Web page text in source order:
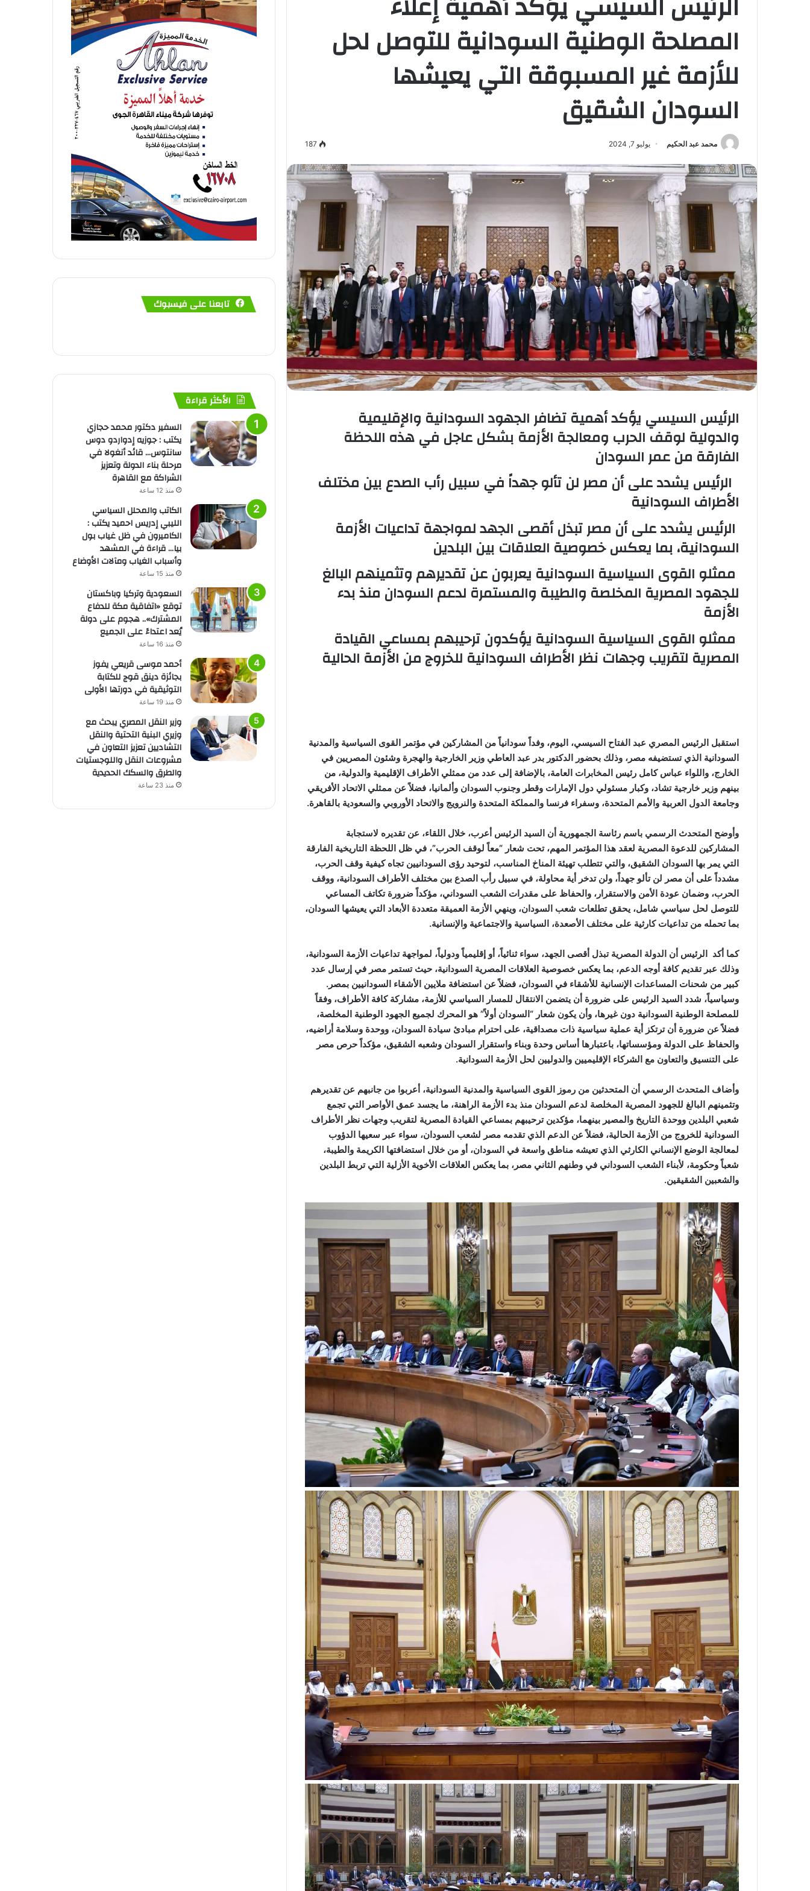
المصلحة الوطنية السودانية للتوصل لحل
للأزمة غير المسبوقة التي يعيشها
السودان الشقيق
محمد عبد الحكيم يوليو 7, 2024 187
الرئيس السيسي يؤكد أهمية تضافر الجهود السودانية والإقليمية
والدولية لوقف الحرب ومعالجة الأزمة بشكل عاجل في هذه اللحظة
الفارقة من عمر السودان
الرئيس يشدد على أن مصر لن تألو جهداً في سبيل رأب الصدع بين مختلف
الأطراف السودانية
الرئيس يشدد على أن مصر تبذل أقصى الجهد لمواجهة تداعيات الأزمة
السودانية، بما يعكس خصوصية العلاقات بين البلدين
ممثلو القوى السياسية السودانية يعربون عن تقديرهم وتثمينهم البالغ
للجهود المصرية المخلصة والطيبة والمستمرة لدعم السودان منذ بدء
الأزمة
ممثلو القوى السياسية السودانية يؤكدون ترحيبهم بمساعي القيادة
المصرية لتقريب وجهات نظر الأطراف السودانية للخروج من الأزمة الحالية
استقبل الرئيس المصري عبد الفتاح السيسي، اليوم، وفداً سودانياً من المشاركين في مؤتمر القوى السياسية والمدنية
السودانية الذي تستضيفه مصر، وذلك بحضور الدكتور بدر عبد العاطي وزير الخارجية والهجرة وشئون المصريين في
الخارج، واللواء عباس كامل رئيس المخابرات العامة، بالإضافة إلى عدد من ممثلي الأطراف الإقليمية والدولية، من
بينهم وزير خارجية تشاد، وكبار مسئولي دول الإمارات وقطر وجنوب السودان وألمانيا، فضلاً عن ممثلي الاتحاد الأفريقي
وجامعة الدول العربية والأمم المتحدة، وسفراء فرنسا والمملكة المتحدة والنرويج والاتحاد الأوروبي والسعودية بالقاهرة.
وأوضح المتحدث الرسمي باسم رئاسة الجمهورية أن السيد الرئيس أعرب، خلال اللقاء، عن تقديره لاستجابة
المشاركين للدعوة المصرية لعقد هذا المؤتمر المهم، تحت شعار “معاً لوقف الحرب”، في ظل اللحظة التاريخية الفارقة
التي يمر بها السودان الشقيق، والتي تتطلب تهيئة المناخ المناسب، لتوحيد رؤى السودانيين تجاه كيفية وقف الحرب،
مشدداً على أن مصر لن تألو جهداً، ولن تدخر أية محاولة، في سبيل رأب الصدع بين مختلف الأطراف السودانية، ووقف
الحرب، وضمان عودة الأمن والاستقرار، والحفاظ على مقدرات الشعب السوداني، مؤكداً ضرورة تكاتف المساعي
للتوصل لحل سياسي شامل، يحقق تطلعات شعب السودان، وينهي الأزمة العميقة متعددة الأبعاد التي يعيشها السودان،
بما تحمله من تداعيات كارثية على مختلف الأصعدة، السياسية والاجتماعية والإنسانية.
كما أكد الرئيس أن الدولة المصرية تبذل أقصى الجهد، سواء ثنائياً، أو إقليمياً ودولياً، لمواجهة تداعيات الأزمة السودانية،
وذلك عبر تقديم كافة أوجه الدعم، بما يعكس خصوصية العلاقات المصرية السودانية، حيث تستمر مصر في إرسال عدد
كبير من شحنات المساعدات الإنسانية للأشقاء في السودان، فضلاً عن استضافة ملايين الأشقاء السودانيين بمصر.
وسياسياً، شدد السيد الرئيس على ضرورة أن يتضمن الانتقال للمسار السياسي للأزمة، مشاركة كافة الأطراف، وفقاً
للمصلحة الوطنية السودانية دون غيرها، وأن يكون شعار “السودان أولاً” هو المحرك لجميع الجهود الوطنية المخلصة،
فضلاً عن ضرورة أن ترتكز أية عملية سياسية ذات مصداقية، على احترام مبادئ سيادة السودان، ووحدة وسلامة أراضيه،
والحفاظ على الدولة ومؤسساتها، باعتبارها أساس وحدة وبناء واستقرار السودان وشعبه الشقيق، مؤكداً حرص مصر
على التنسيق والتعاون مع الشركاء الإقليميين والدوليين لحل الأزمة السودانية.
وأضاف المتحدث الرسمي أن المتحدثين من رموز القوى السياسية والمدنية السودانية، أعربوا من جانبهم عن تقديرهم
وتثمينهم البالغ للجهود المصرية المخلصة لدعم السودان منذ بدء الأزمة الراهنة، ما يجسد عمق الأواصر التي تجمع
شعبي البلدين ووحدة التاريخ والمصير بينهما، مؤكدين ترحيبهم بمساعي القيادة المصرية لتقريب وجهات نظر الأطراف
السودانية للخروج من الأزمة الحالية، فضلاً عن الدعم الذي تقدمه مصر لشعب السودان، سواء عبر سعيها الدؤوب
لمعالجة الوضع الإنساني الكارثي الذي تعيشه مناطق واسعة في السودان، أو من خلال استضافتها الكريمة والطيبة،
شعباً وحكومة، لأبناء الشعب السوداني في وطنهم الثاني مصر، بما يعكس العلاقات الأخوية الأزلية التي تربط البلدين
والشعبين الشقيقين.
تابعنا على فيسبوك
الأكثر قراءة
السفير دكتور محمد حجازي
يكتب : جوزيه إدواردو دوس
سانتوس… قائد أنغولا في
مرحلة بناء الدولة وتعزيز
الشراكة مع القاهرة
منذ 12 ساعة
الكاتب والمحلل السياسي
الليبي إدريس احميد يكتب :
الكاميرون في ظل غياب بول
بيا… قراءة في المشهد
وأسباب الغياب ومآلات الأوضاع
منذ 15 ساعة
السعودية وتركيا وباكستان
توقع «اتفاقية مكة للدفاع
المشترك».. هجوم على دولة
يُعد اعتداءً على الجميع
منذ 16 ساعة
أحمد موسى قريعي يفوز
بجائزة دينق قوج للكتابة
التوثيقية في دورتها الأولى
منذ 19 ساعة
وزير النقل المصري يبحث مع
وزيري البنية التحتية والنقل
التشاديين تعزيز التعاون في
مشروعات النقل واللوجستيات
والطرق والسكك الحديدية
منذ 23 ساعة